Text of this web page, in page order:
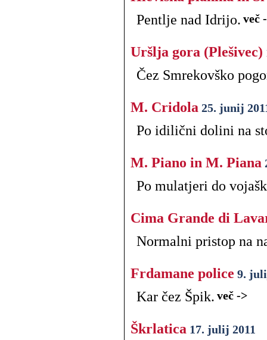
Pentlje nad Idrijo. več
Uršlja gora (Plešivec)
Čez Smrekovško
M. Cridola 25. junij
Po idilični dolini na
M. Piano in M. Piana
Po mulatjeri do
Cima Grande di
Normalni pristop na
Frdamane police 9.
Kar čez Špik. več ->
Škrlatica 17. julij 2011